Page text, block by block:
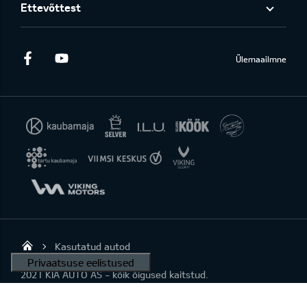
Ettevõttest
Facebook Ülemaailmne
KIA AUTO AS
Kasutatud autod
2021 KIA AUTO AS - kõik õigused kaitstud.